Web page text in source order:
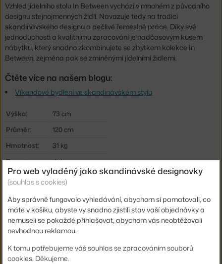
Vzhled jídelního stolu In Between vychází v mnohém z původního
designu stejnojmenných židlí. Navazuje tedy na tradici
skandinávského designu a pečlivé řemeslné práce. Díky své
jednoduchosti a kvalitnímu zpracování je nadčasovým kusem
nábytku, který snadno zkombinujete se zbytkem kolekce In
Between, zejména pak se zmíněnými jídelními židlemi.
Čtěte více na našem blogu:
Víkendové bydlení ve skandinávském stylu
Výška:
73 cm
Průměr:
120 cm
Hmotnost:
31 kg
Barva:
dub
Materiál:
olejovaný dub
Tvar stolu:
kruh
Deska stolu:
dřevo
EAN
5705385005231
Pro web vyladěný jako skandinávské designovky
(souhlas s cookies)
Aby správně fungovalo vyhledávání, abychom si pamatovali, co
máte v košíku, abyste vy snadno zjistili stav vaší objednávky a
nemuseli se pokaždé přihlašovat, abychom vás neobtěžovali
nevhodnou reklamou.
K tomu potřebujeme váš souhlas se zpracováním souborů
cookies. Děkujeme.